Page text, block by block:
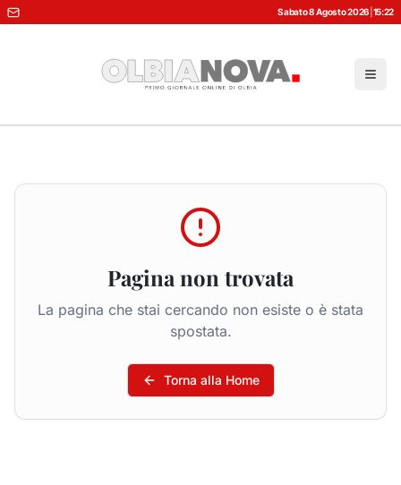
Sabato 8 Agosto 2026 15:22
Pagina non trovata
La pagina che stai cercando non esiste o è stata
spostata.
Torna alla Home